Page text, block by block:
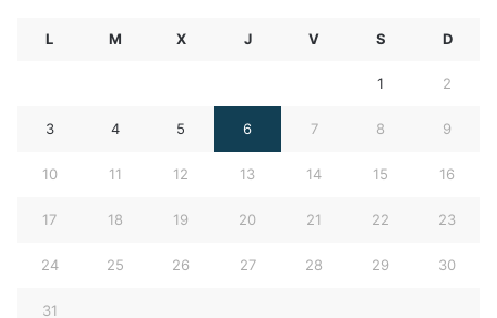
L M X J V S D
1 2
3 4 5 6 7 8 9
10 11 12 13 14 15 16
17 18 19 20 21 22 23
24 25 26 27 28 29 30
31